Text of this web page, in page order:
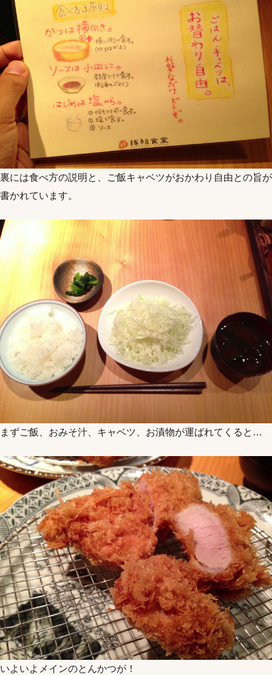
裏には食べ方の説明と、ご飯キャベツがおかわり自由との旨が
書かれています。
まずご飯、おみそ汁、キャベツ、お漬物が運ばれてくると…
いよいよメインのとんかつが！